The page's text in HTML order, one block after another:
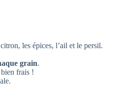
les épices, l’ail et le persil.
grain.
frais !